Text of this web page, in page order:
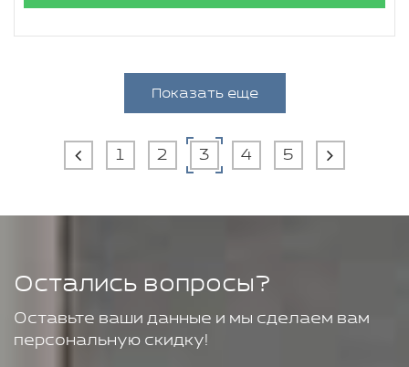
Показать еще
1 2 3 4 5
Остались вопросы?
Оставьте ваши данные и мы сделаем вам
персональную скидку!